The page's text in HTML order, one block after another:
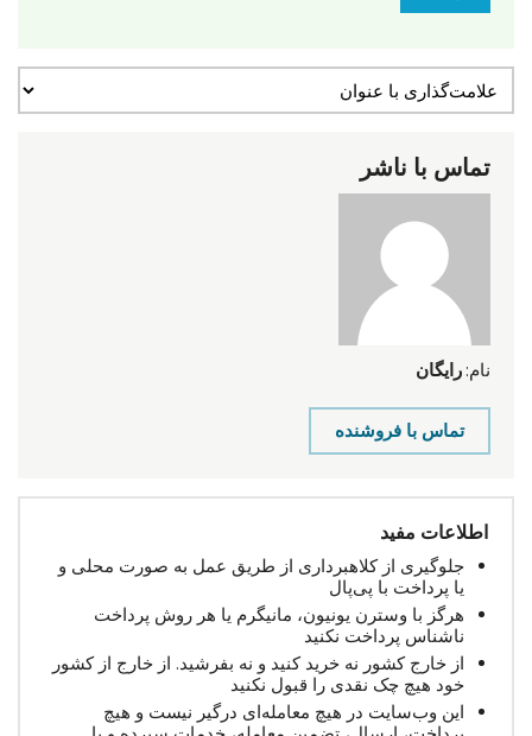
تماس با ناشر
نام: رایگان
تماس با فروشنده
اطلاعات مفید
جلوگیری از کلاهبرداری از طریق عمل به صورت محلی و
یا پرداخت با پی‌پال
هرگز با وسترن یونیون، مانیگرم یا هر روش پرداخت
ناشناس پرداخت نکنید
از خارج کشور نه خرید کنید و نه بفرشید. از خارج از کشور
خود هیچ چک نقدی را قبول نکنید
این وب‌سایت در هیچ معامله‌ای درگیر نیست و هیچ